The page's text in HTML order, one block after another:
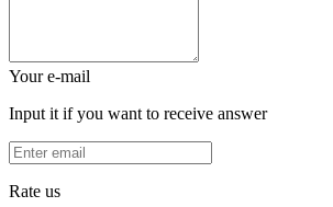
Your e-mail
Input it if you want to receive answer
Rate us